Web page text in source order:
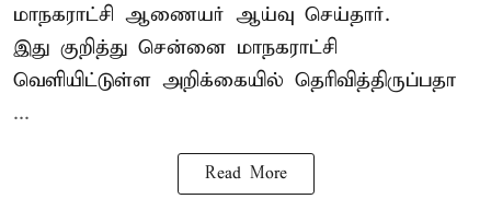
மாநகராட்சி ஆணையர் ஆய்வு செய்தார்.
இது குறித்து சென்னை மாநகராட்சி
வெளியிட்டுள்ள அறிக்கையில் தெரிவித்திருப்பதா
...
Read More